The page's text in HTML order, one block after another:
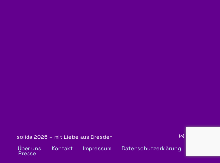
solida 2025 – mit Liebe aus Dresden
Über uns
Kontakt Impressum Datenschutzerklärung
Presse